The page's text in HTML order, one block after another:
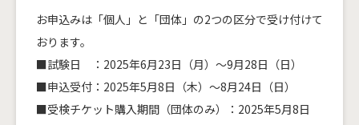
お申込みは「個人」と「団体」の2つの区分で受け付けて
おります。
■試験日 ：2025年6月23日（月）～9月28日（日）
■申込受付：2025年5月8日（木）～8月24日（日）
■受検チケット購入期間（団体のみ）：2025年5月8日